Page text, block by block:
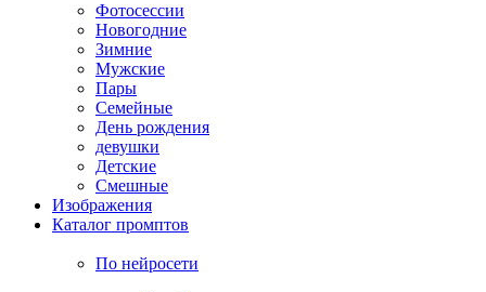
Фотосессии
Новогодние
Зимние
Мужские
Пары
Семейные
День рождения
девушки
Детские
Смешные
Изображения
Каталог промптов
По нейросети